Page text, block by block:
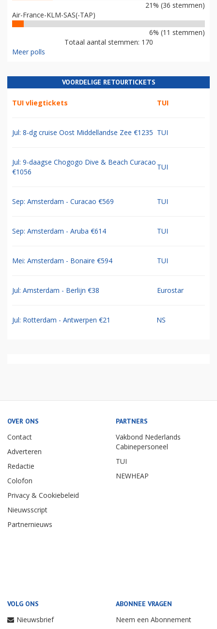
21% (36 stemmen)
Air-France-KLM-SAS(-TAP)
6% (11 stemmen)
Totaal aantal stemmen: 170
Meer polls
VOORDELIGE RETOURTICKETS
TUI vliegtickets TUI
Jul: 8-dg cruise Oost Middellandse Zee €1235 TUI
Jul: 9-daagse Chogogo Dive & Beach Curacao
€1056
TUI
Sep: Amsterdam - Curacao €569 TUI
Sep: Amsterdam - Aruba €614 TUI
Mei: Amsterdam - Bonaire €594 TUI
Jul: Amsterdam - Berlijn €38 Eurostar
Jul: Rotterdam - Antwerpen €21 NS
OVER ONS
Contact
Adverteren
Redactie
Colofon
Privacy & Cookiebeleid
Nieuwsscript
Partnernieuws
PARTNERS
Vakbond Nederlands
Cabinepersoneel
TUI
NEWHEAP
VOLG ONS
Nieuwsbrief
ABONNEE VRAGEN
Neem een Abonnement